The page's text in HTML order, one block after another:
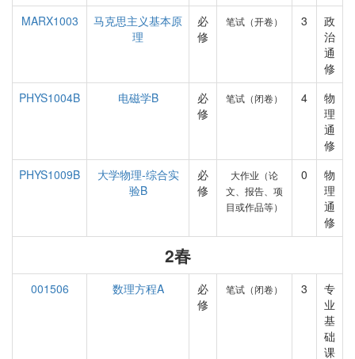
MARX1003
马克思主义基本原
理
必
修
笔试（开卷） 3
政
治
通
修
PHYS1004B
电磁学B
必
修
笔试（闭卷） 4
物
理
通
修
PHYS1009B
大学物理-综合实
验B
必
修
大作业（论
文、报告、项
目或作品等）
0
物
理
通
修
2春
001506 数理方程A
必
修
笔试（闭卷） 3
专
业
基
础
课